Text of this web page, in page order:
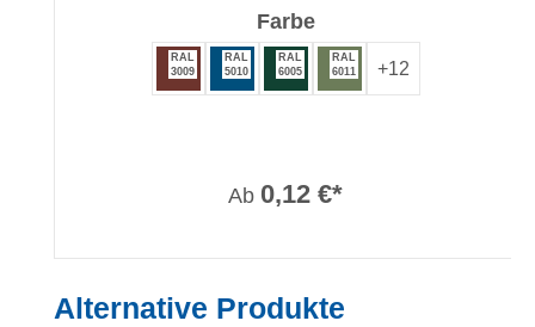
Farbeauswählen
RAL
3009
RAL
5010
RAL
6005
RAL
6011
+12
Ab 0,12 €*
Produktgalerie überspringen
Alternative Produkte